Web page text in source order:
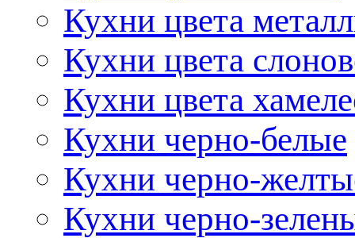
Кухни цвета
Кухни цвета
Кухни цвета
Кухни черно-белые
Кухни черно-
Кухни черно-